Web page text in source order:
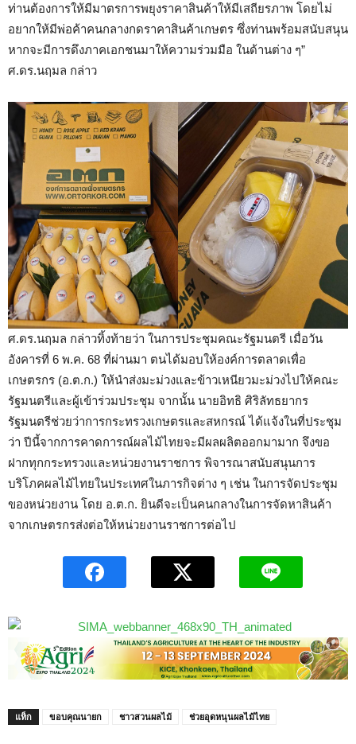
ท่านต้องการให้มีมาตรการพยุงราคาสินค้าให้มีเสถียรภาพ โดยไม่
อยากให้มีพ่อค้าคนกลางกดราคาสินค้าเกษตร ซึ่งท่านพร้อมสนับสนุน
หากจะมีการดึงภาคเอกชนมาให้ความร่วมมือ ในด้านต่าง ๆ”
ศ.ดร.นฤมล กล่าว
ศ.ดร.นฤมล กล่าวทิ้งท้ายว่า ในการประชุมคณะรัฐมนตรี เมื่อวัน
อังคารที่ 6 พ.ค. 68 ที่ผ่านมา ตนได้มอบให้องค์การตลาดเพื่อ
เกษตรกร (อ.ต.ก.) ให้นำส่งมะม่วงและข้าวเหนียวมะม่วงไปให้คณะ
รัฐมนตรีและผู้เข้าร่วมประชุม จากนั้น นายอิทธิ ศิริลัทธยากร
รัฐมนตรีช่วยว่าการกระทรวงเกษตรและสหกรณ์ ได้แจ้งในที่ประชุม
ว่า ปีนี้จากการคาดการณ์ผลไม้ไทยจะมีผลผลิตออกมามาก จึงขอ
ฝากทุกกระทรวงและหน่วยงานราชการ พิจารณาสนับสนุนการ
บริโภคผลไม้ไทยในประเทศในภารกิจต่าง ๆ เช่น ในการจัดประชุม
ของหน่วยงาน โดย อ.ต.ก. ยินดีจะเป็นคนกลางในการจัดหาสินค้า
จากเกษตรกรส่งต่อให้หน่วยงานราชการต่อไป
แท็ก ขอบคุณนายก ชาวสวนผลไม้ ช่วยอุดหนุนผลไม้ไทย